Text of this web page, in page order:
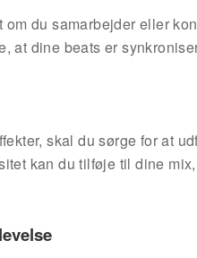
du samarbejder eller
at dine beats er
skal du sørge for at
kan du tilføje til dine